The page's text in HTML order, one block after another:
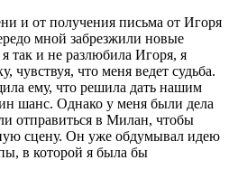
и от получения письма от Игоря
мной забрезжили новые
так и не разлюбила Игоря, я
чувствуя, что меня ведет судьба.
ему, что решила дать нашим
шанс. Однако у меня были дела
в Милан, чтобы
сцену. Он уже обдумывал идею
в которой я была бы